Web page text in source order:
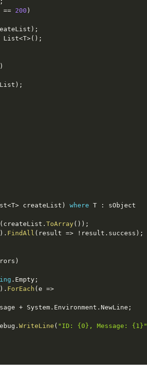
== 200 )
) ;
List<T>( ) ;
)
) ;
<T> createList ) where T :
( createList .ToArray( ) ) ;
) . FindAll ( result => ! result . success ) ;
)
. Empty ;
) . ForEach (e =>
+ System . Environment .NewLine ;
.WriteLine ( "ID: {0}, Message: {1}"